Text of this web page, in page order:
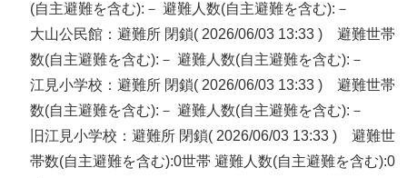
(自主避難を含む):－ 避難人数(自主避難を含む):－
大山公民館：避難所 閉鎖( 2026/06/03 13:33 ) 避難世帯
数(自主避難を含む):－ 避難人数(自主避難を含む):－
江見小学校：避難所 閉鎖( 2026/06/03 13:33 ) 避難世帯
数(自主避難を含む):－ 避難人数(自主避難を含む):－
旧江見小学校：避難所 閉鎖( 2026/06/03 13:33 ) 避難世
帯数(自主避難を含む):0世帯 避難人数(自主避難を含む):0